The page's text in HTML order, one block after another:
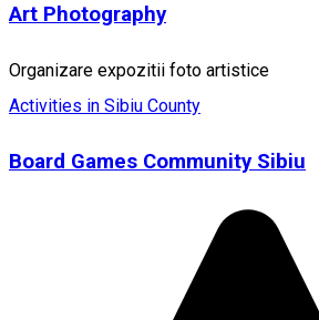
Art Photography
Organizare expozitii foto artistice
Activities in Sibiu County
Board Games Community Sibiu